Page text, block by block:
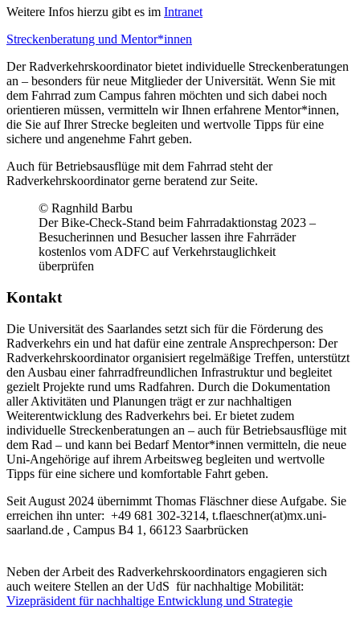
Weitere Infos hierzu gibt es im Intranet
Streckenberatung und Mentor*innen
Der Radverkehrskoordinator bietet individuelle Streckenberatungen
an – besonders für neue Mitglieder der Universität. Wenn Sie mit
dem Fahrrad zum Campus fahren möchten und sich dabei noch
orientieren müssen, vermitteln wir Ihnen erfahrene Mentor*innen,
die Sie auf Ihrer Strecke begleiten und wertvolle Tipps für eine
sichere und angenehme Fahrt geben.
Auch für Betriebsausflüge mit dem Fahrrad steht der
Radverkehrskoordinator gerne beratend zur Seite.
© Ragnhild Barbu
Der Bike-Check-Stand beim Fahrradaktionstag 2023 –
Besucherinnen und Besucher lassen ihre Fahrräder
kostenlos vom ADFC auf Verkehrstauglichkeit
überprüfen
Kontakt
Die Universität des Saarlandes setzt sich für die Förderung des
Radverkehrs ein und hat dafür eine zentrale Ansprechperson: Der
Radverkehrskoordinator organisiert regelmäßige Treffen, unterstützt
den Ausbau einer fahrradfreundlichen Infrastruktur und begleitet
gezielt Projekte rund ums Radfahren. Durch die Dokumentation
aller Aktivitäten und Planungen trägt er zur nachhaltigen
Weiterentwicklung des Radverkehrs bei. Er bietet zudem
individuelle Streckenberatungen an – auch für Betriebsausflüge mit
dem Rad – und kann bei Bedarf Mentor*innen vermitteln, die neue
Uni-Angehörige auf ihrem Arbeitsweg begleiten und wertvolle
Tipps für eine sichere und komfortable Fahrt geben.
Seit August 2024 übernimmt Thomas Fläschner diese Aufgabe. Sie
erreichen ihn unter: +49 681 302-3214, t.flaeschner(at)mx.uni-
saarland.de , Campus B4 1, 66123 Saarbrücken
Neben der Arbeit des Radverkehrskoordinators engagieren sich
auch weitere Stellen an der UdS für nachhaltige Mobilität:
Vizepräsident für nachhaltige Entwicklung und Strategie